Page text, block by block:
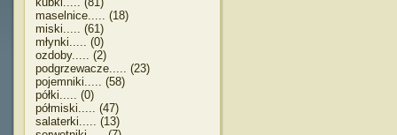
maselnice..... (18)
miski..... (61)
młynki..... (0)
ozdoby..... (2)
podgrzewacze..... (23)
pojemniki..... (58)
półki..... (0)
półmiski..... (47)
salaterki..... (13)